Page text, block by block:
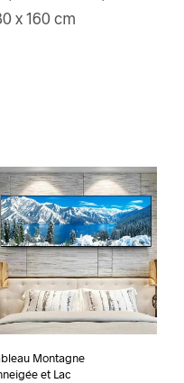
x 160 cm
Montagne
et Lac